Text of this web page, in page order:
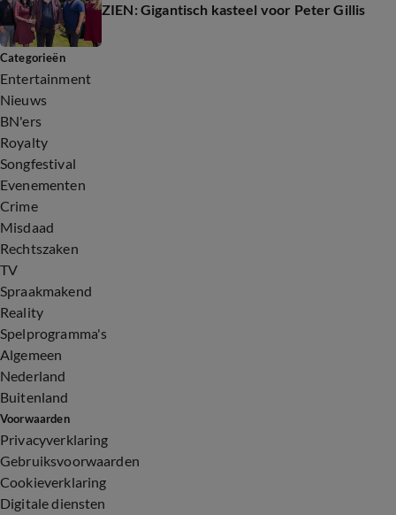
ZIEN: Gigantisch kasteel voor Peter Gillis
Categorieën
Entertainment
Nieuws
BN'ers
Royalty
Songfestival
Evenementen
Crime
Misdaad
Rechtszaken
TV
Spraakmakend
Reality
Spelprogramma's
Algemeen
Nederland
Buitenland
Voorwaarden
Privacyverklaring
Gebruiksvoorwaarden
Cookieverklaring
Digitale diensten